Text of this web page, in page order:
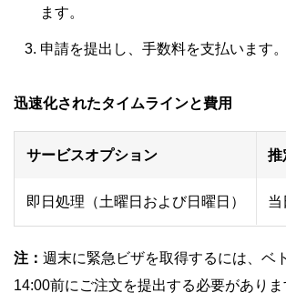
ます。
申請を提出し、手数料を支払います。
迅速化されたタイムラインと費用
サービスオプション 推
即日処理（土曜日および日曜日） 当
注： 週末に緊急ビザを取得するには、ベ
14:00前にご注文を提出する必要があり